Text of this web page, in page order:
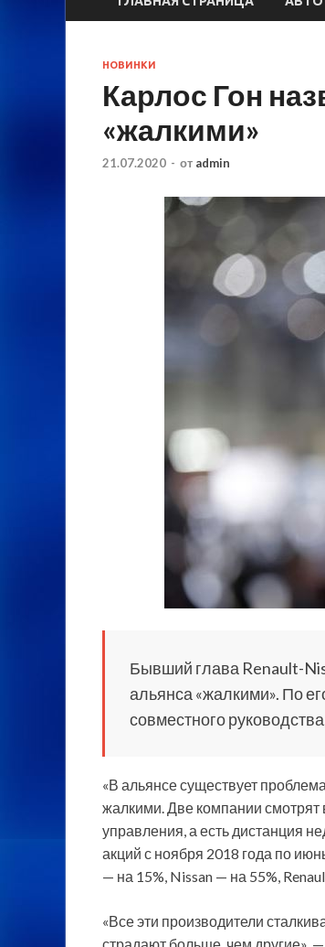
НОВИНКИ
Карлос Гон
«жалкими»
21.07.2020 - от admin
Бывший глава Renault-
альянса «жалкими». По
совместного
«В альянсе существует
жалкими. Две компании смотрят
управления, а есть дистанция
акций с ноября 2018 года по
— на 15%, Nissan — на 55%,
«Все эти производители